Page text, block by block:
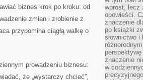
biznes krok po kroku: od
zmian i zrobienie z
przypomina ciągłą walkę o
prowadzeniu biznesu:
że „wystarczy chcieć”,
wprost, lecz
opowieści.
znaczenie
po książki
słownictwo
znaczenie
w